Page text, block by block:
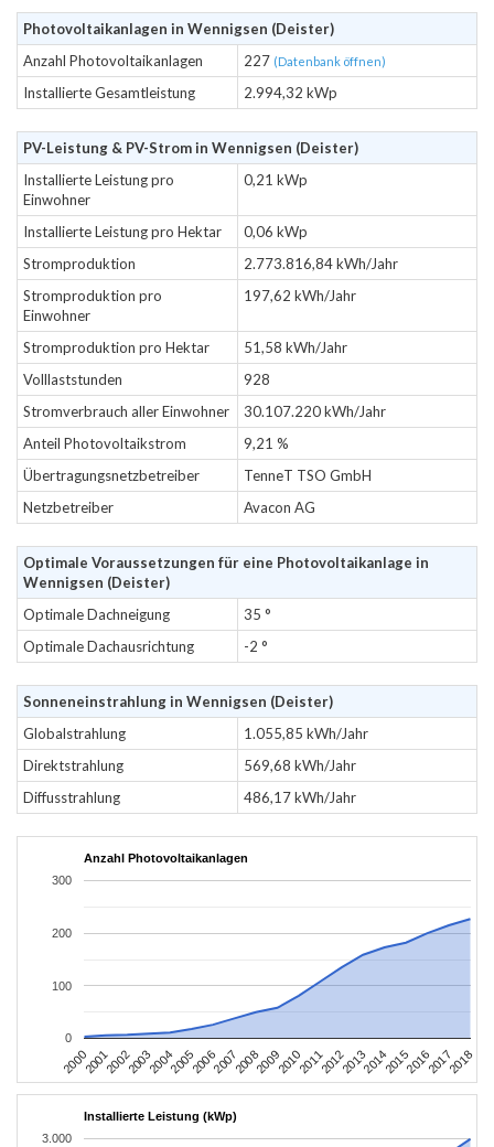
Photovoltaikanlagen in Wennigsen (Deister)
Anzahl Photovoltaikanlagen
227 (Datenbank öffnen)
Installierte Gesamtleistung 2.994,32 kWp
PV-Leistung & PV-Strom in Wennigsen (Deister)
Installierte Leistung pro
Einwohner
0,21 kWp
Installierte Leistung pro Hektar
0,06 kWp
Stromproduktion
2.773.816,84 kWh/Jahr
Stromproduktion pro
Einwohner
197,62 kWh/Jahr
Stromproduktion pro Hektar
51,58 kWh/Jahr
Volllaststunden
928
Stromverbrauch aller Einwohner
30.107.220 kWh/Jahr
Anteil Photovoltaikstrom
9,21 %
Übertragungsnetzbetreiber
TenneT TSO GmbH
Netzbetreiber
Avacon AG
Optimale Voraussetzungen für eine Photovoltaikanlage in
Wennigsen (Deister)
Optimale Dachneigung
35 °
Optimale Dachausrichtung
-2 °
Sonneneinstrahlung in Wennigsen (Deister)
Globalstrahlung
1.055,85 kWh/Jahr
Direktstrahlung
569,68 kWh/Jahr
Diffusstrahlung
486,17 kWh/Jahr
Anzahl Photovoltaikanlagen
2000200120022003200420052006200720082009201020112012201320142015201620172018
0
100
200
300
Installierte Leistung (kWp)
3.000